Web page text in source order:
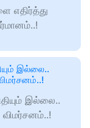
எதிர்த்து
இல்லை..
இல்லை..